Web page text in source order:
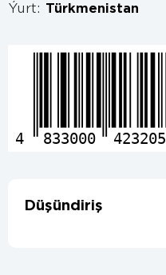
Ýurt: Türkmenistan
4 833000 423205
Düşündiriş